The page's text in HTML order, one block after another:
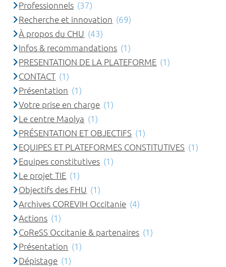
Professionnels (37)
Recherche et innovation (69)
À propos du CHU (43)
Infos & recommandations (1)
PRESENTATION DE LA PLATEFORME (1)
CONTACT (1)
Présentation (1)
Votre prise en charge (1)
Le centre Maolya (1)
PRÉSENTATION ET OBJECTIFS (1)
EQUIPES ET PLATEFORMES CONSTITUTIVES (1)
Equipes constitutives (1)
Le projet TIE (1)
Objectifs des FHU (1)
Archives COREVIH Occitanie (4)
Actions (1)
CoReSS Occitanie & partenaires (1)
Présentation (1)
Dépistage (1)